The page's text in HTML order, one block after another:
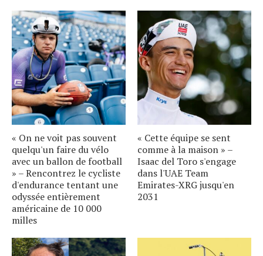
« On ne voit pas souvent
quelqu'un faire du vélo
avec un ballon de football
» – Rencontrez le cycliste
d'endurance tentant une
odyssée entièrement
américaine de 10 000
milles
« Cette équipe se sent
comme à la maison » –
Isaac del Toro s'engage
dans l'UAE Team
Emirates-XRG jusqu'en
2031